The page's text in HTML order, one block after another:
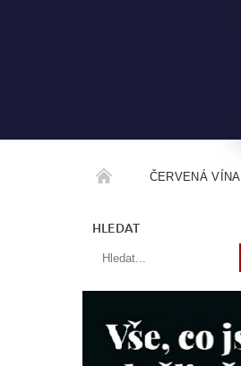
ČERVENÁ VÍNA
ROČNÍKOVÝ ALKOHOL
HLEDAT